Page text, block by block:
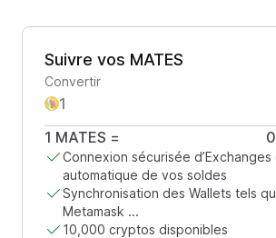
Suivre vos MATES
Convertir
1 MATES =
Connexion sécurisée
automatique de vos soldes
Synchronisation des Wallets tels
Metamask ...
10,000 cryptos disponibles